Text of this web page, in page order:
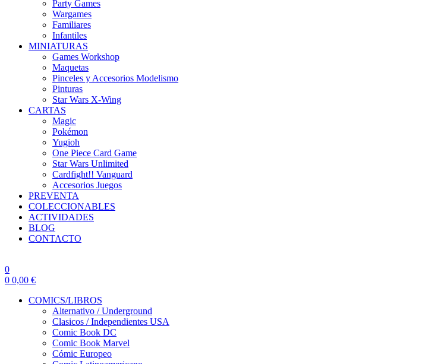
Party Games
Wargames
Familiares
Infantiles
MINIATURAS
Games Workshop
Maquetas
Pinceles y Accesorios Modelismo
Pinturas
Star Wars X-Wing
CARTAS
Magic
Pokémon
Yugioh
One Piece Card Game
Star Wars Unlimited
Cardfight!! Vanguard
Accesorios Juegos
PREVENTA
COLECCIONABLES
ACTIVIDADES
BLOG
CONTACTO
0
0 0,00 €
COMICS/LIBROS
Alternativo / Underground
Clasicos / Independientes USA
Comic Book DC
Comic Book Marvel
Cómic Europeo